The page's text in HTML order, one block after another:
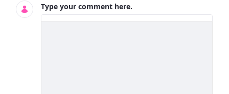
Type your comment here.